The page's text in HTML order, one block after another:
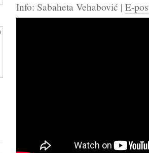
Info: Sabaheta Vehabović | E-